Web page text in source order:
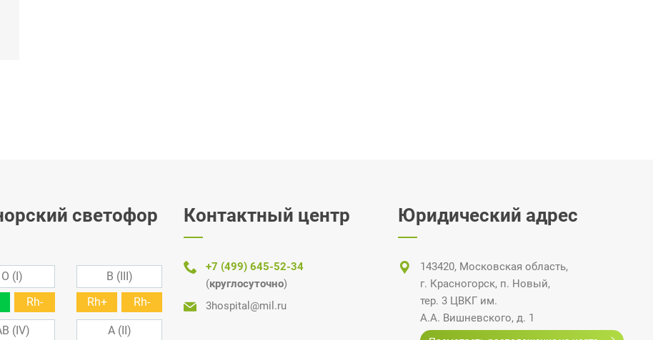
светофор
O (I)
Rh-
B (III)
Rh+
Rh-
(IV) A (II)
Контактный центр
+7 (499) 645-52-34
(круглосуточно)
3hospital@mil.ru
Юридический адрес
143420, Московская область,
г. Красногорск, п. Новый,
тер. 3 ЦВКГ им.
А.А. Вишневского, д. 1